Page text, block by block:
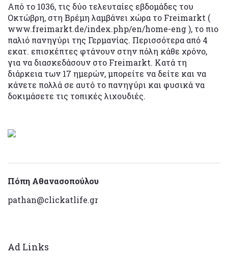
Από το 1036, τις δύο τελευταίες εβδομάδες του
Οκτώβρη, στη Βρέμη λαμβάνει χώρα το Freimarkt (
www.freimarkt.de/index.php/en/home-eng ), το πιο
παλιό πανηγύρι της Γερμανίας. Περισσότερα από 4
εκατ. επισκέπτες φτάνουν στην πόλη κάθε χρόνο,
για να διασκεδάσουν στο Freimarkt. Κατά τη
διάρκεια των 17 ημερών, μπορείτε να δείτε και να
κάνετε πολλά σε αυτό το πανηγύρι και φυσικά να
δοκιμάσετε τις τοπικές λιχουδιές.
Πόπη Αθανασοπούλου
pathan@clickatlife.gr
Ad Links